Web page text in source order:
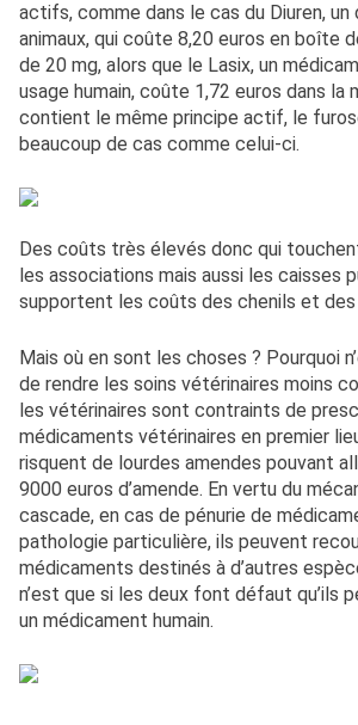
actifs, comme dans le cas du Diuren, un
animaux, qui coûte 8,20 euros en boîte
de 20 mg, alors que le Lasix, un
usage humain, coûte 1,72 euros dans la
contient le même principe actif, le
beaucoup de cas comme celui-ci.
Des coûts très élevés donc qui
les associations mais aussi les caisses
supportent les coûts des chenils et des
Mais où en sont les choses ? Pourquoi
de rendre les soins vétérinaires moins
les vétérinaires sont contraints de
médicaments vétérinaires en premier
risquent de lourdes amendes pouvant
9000 euros d’amende. En vertu du
cascade, en cas de pénurie de
pathologie particulière, ils peuvent
médicaments destinés à d’autres
n’est que si les deux font défaut qu’ils
un médicament humain.